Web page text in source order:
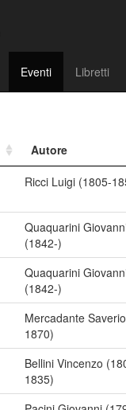
Eventi Libretti
Autore
Ricci Luigi (1805-
Quaquarini
(1842-)
Quaquarini
(1842-)
Mercadante
1870)
Bellini Vincenzo
1835)